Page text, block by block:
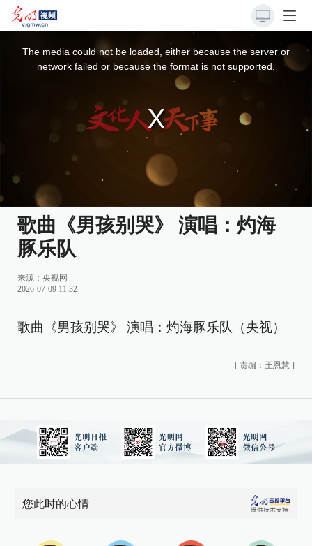
The media could not be loaded, either because the server or
network failed or because the format is not supported.
歌曲《男孩别哭》 演唱：灼海
豚乐队
来源： 央视网
2026-07-09 11:32
歌曲《男孩别哭》 演唱：灼海豚乐队（央视）
[ 责编：王恩慧 ]
您此时的心情